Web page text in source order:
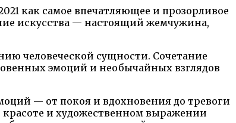
как самое впечатляющее и прозорливое
искусства — настоящий жемчужина,
человеческой сущности. Сочетание
эмоций и необычайных взглядов
— от покоя и вдохновения до тревоги
красоте и художественном выражении